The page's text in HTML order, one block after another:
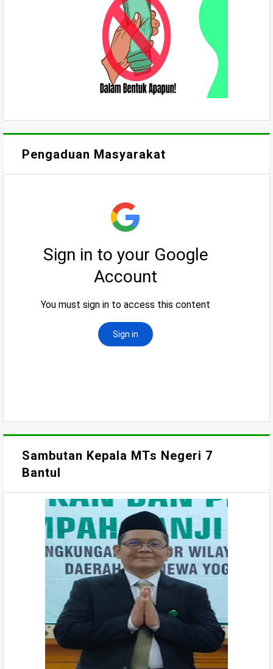
Pengaduan Masyarakat
Sambutan Kepala MTs Negeri 7
Bantul